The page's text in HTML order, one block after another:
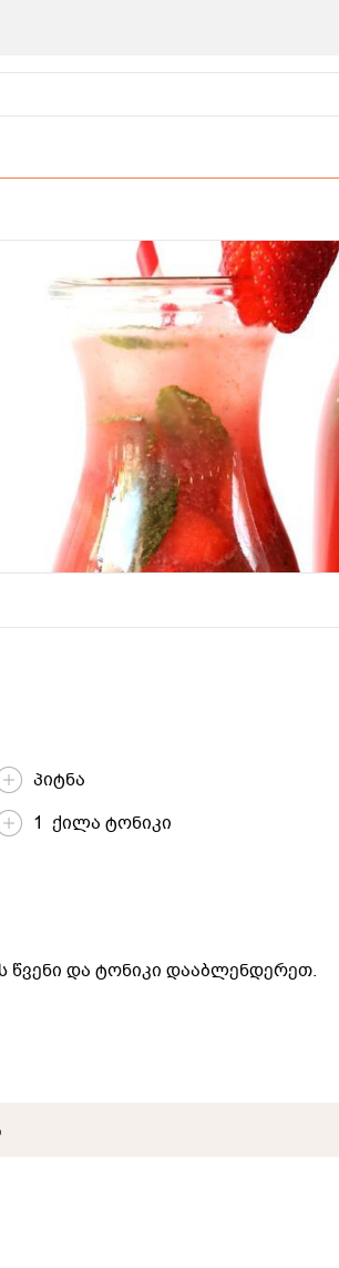
წვნიანები ცომეული
სადღესასწაულო
პასტა და
ბურღულეული
პიტნა
1 ქილა ტონიკი
წვენი და ტონიკი დააბლენდერეთ.